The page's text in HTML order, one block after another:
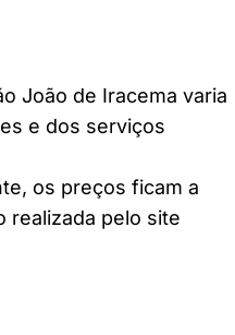
João de Iracema varia
e dos serviços
os preços ficam a
realizada pelo site